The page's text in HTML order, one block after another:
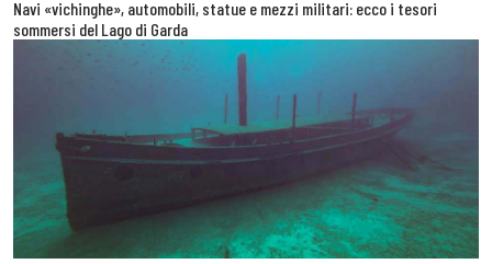
Navi «vichinghe», automobili, statue e mezzi militari: ecco i tesori
sommersi del Lago di Garda